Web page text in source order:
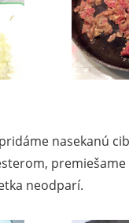
nasekanú
neodparí.